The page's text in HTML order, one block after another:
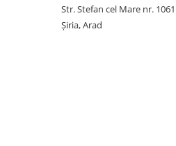
Str. Stefan cel Mare nr. 1061
Șiria, Arad